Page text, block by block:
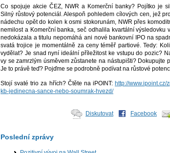
Co spojuje akcie ČEZ, NWR a Komerční banky? Pojítko je
Silný růstový potenciál. Alespoň pohledem cílových cen, jež
nádechu opět do kolen k osmi stokorunám, NWR přes
nemilost a Komerční banka, seč odhalila kvartální výsledovku
nedokázala a titulu nepomáhá ani nové bankovní IPO na
svatá trojice je momentálně za ceny téměř partiové. Tedy:
vydělat? Je snad nyní ideální příležitost ke vstupu do pozic?
vy se zamrzlým úsměvem zůstanete na nástupišti? Dokupujte
Je to právě teď? Pojďme se podrobně podívat na růstové
Stojí svaté trio za hřích? Čtěte na iPOINT: http://
kb-jedinecna-sance-nebo-soumrak-hvezd/
Diskutovat Facebook
Poslední zprávy